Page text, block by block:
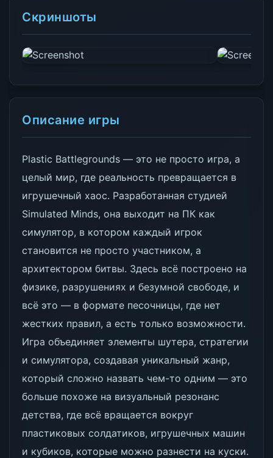
Скриншоты
Описание игры
Plastic Battlegrounds — это не просто игра, а
целый мир, где реальность превращается в
игрушечный хаос. Разработанная студией
Simulated Minds, она выходит на ПК как
симулятор, в котором каждый игрок
становится не просто участником, а
архитектором битвы. Здесь всё построено на
физике, разрушениях и безумной свободе, и
всё это — в формате песочницы, где нет
жестких правил, а есть только возможности.
Игра объединяет элементы шутера, стратегии
и симулятора, создавая уникальный жанр,
который сложно назвать чем-то одним — это
больше похоже на визуальный резонанс
детства, где всё вращается вокруг
пластиковых солдатиков, игрушечных машин
и кубиков, которые можно разнести на куски.